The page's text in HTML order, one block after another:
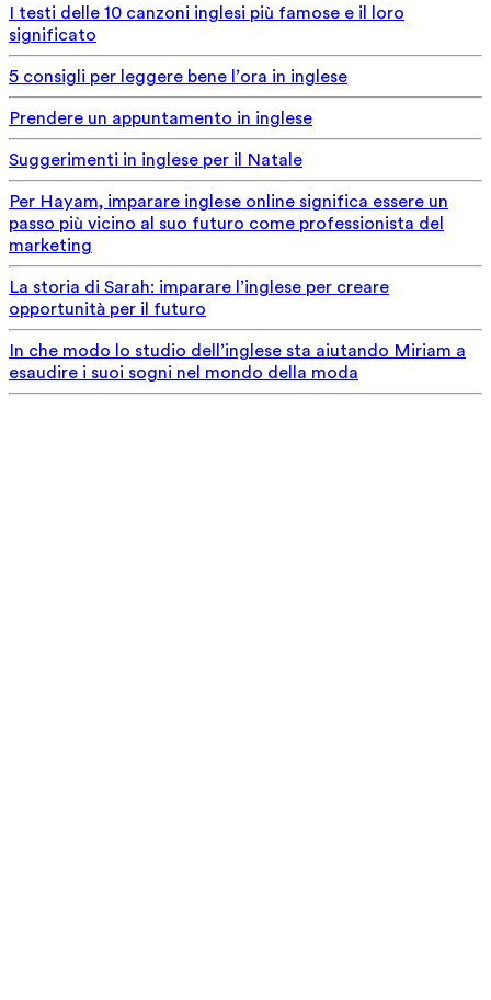
I testi delle 10 canzoni inglesi più famose e il loro
significato
5 consigli per leggere bene l’ora in inglese
Prendere un appuntamento in inglese
Suggerimenti in inglese per il Natale
Per Hayam, imparare inglese online significa essere un
passo più vicino al suo futuro come professionista del
marketing
La storia di Sarah: imparare l’inglese per creare
opportunità per il futuro
In che modo lo studio dell’inglese sta aiutando Miriam a
esaudire i suoi sogni nel mondo della moda